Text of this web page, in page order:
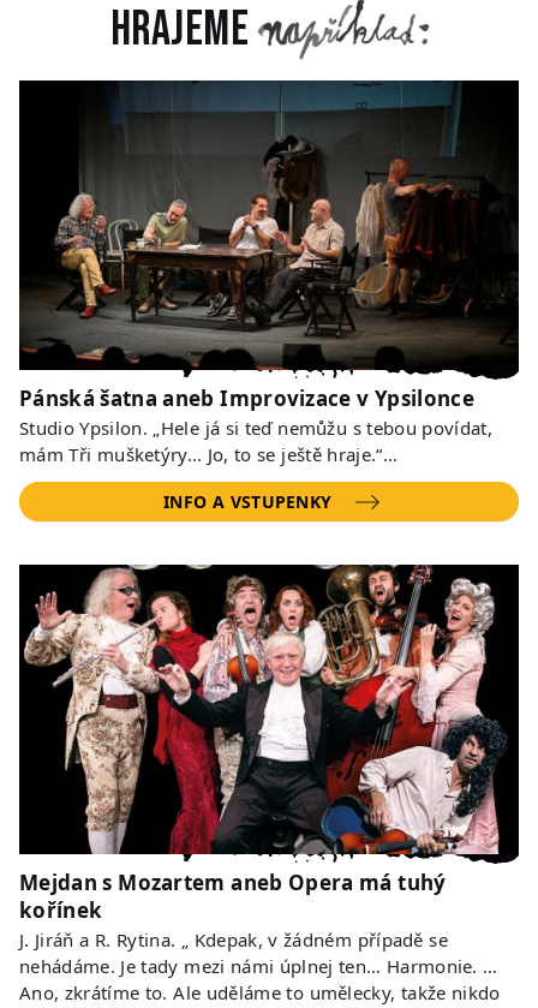
Hrajeme
Pánská šatna aneb Improvizace v Ypsilonce
Studio Ypsilon. „Hele já si teď nemůžu s tebou povídat,
mám Tři mušketýry… Jo, to se ještě hraje.“…
INFO A VSTUPENKY
Mejdan s Mozartem aneb Opera má tuhý
kořínek
J. Jiráň a R. Rytina. „ Kdepak, v žádném případě se
nehádáme. Je tady mezi námi úplnej ten… Harmonie. …
Ano, zkrátíme to. Ale uděláme to umělecky, takže nikdo